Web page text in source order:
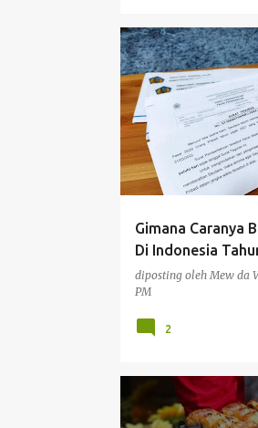
Gimana Caranya
Di Indonesia
Accomplished!
diposting olehMew da
PM
PENGALAMAN PRIBADI
2
PENGALAMAN PRIBADI